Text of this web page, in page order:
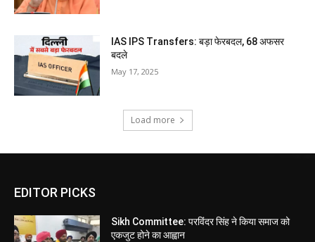
IAS IPS Transfers: बड़ा फेरबदल, 68 अफसर
बदले
May 17, 2025
Load more
EDITOR PICKS
Sikh Committee: परविंदर सिंह ने किया समाज को
एकजुट होने का आह्वान